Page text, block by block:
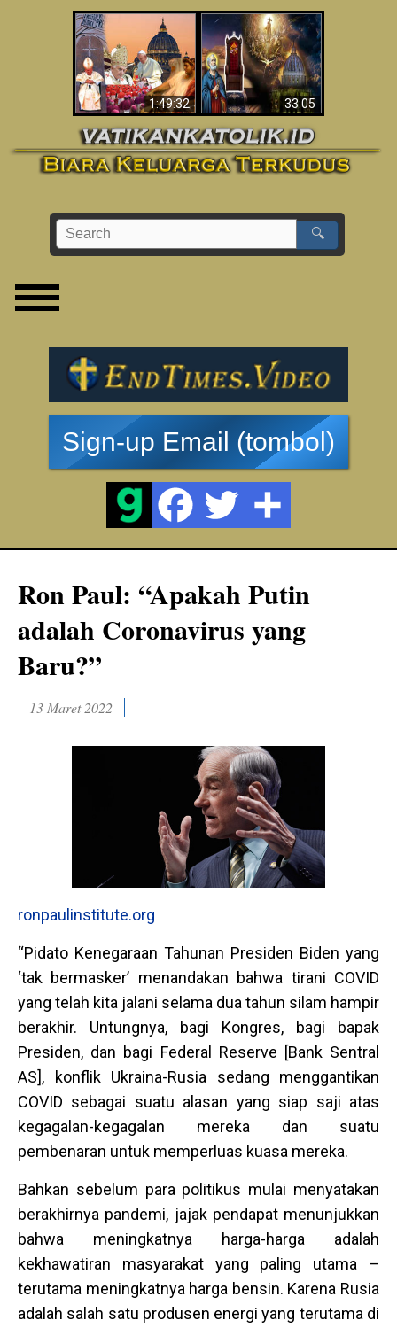
1:49:32
Wahyu di Vatikan
Sekarang
33:05
Apakah Alkitab
Memprediksikan 70
Tahun Tanpa
Seorang Paus?
🔍
Sign-up Email (tombol)
Ron Paul: “Apakah Putin
adalah Coronavirus yang
Baru?”
13 Maret 2022
ronpaulinstitute.org
“Pidato Kenegaraan Tahunan Presiden Biden yang
‘tak bermasker’ menandakan bahwa tirani COVID
yang telah kita jalani selama dua tahun silam hampir
berakhir. Untungnya, bagi Kongres, bagi bapak
Presiden, dan bagi Federal Reserve [Bank Sentral
AS], konflik Ukraina-Rusia sedang menggantikan
COVID sebagai suatu alasan yang siap saji atas
kegagalan-kegagalan mereka dan suatu
pembenaran untuk memperluas kuasa mereka.
Bahkan sebelum para politikus mulai menyatakan
berakhirnya pandemi, jajak pendapat menunjukkan
bahwa meningkatnya harga-harga adalah
kekhawatiran masyarakat yang paling utama –
terutama meningkatnya harga bensin. Karena Rusia
adalah salah satu produsen energi yang terutama di